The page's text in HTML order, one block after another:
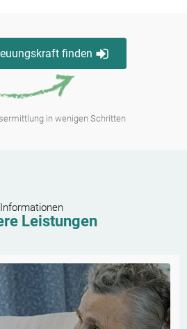
finden
in wenigen Schritten
Informationen
Leistungen